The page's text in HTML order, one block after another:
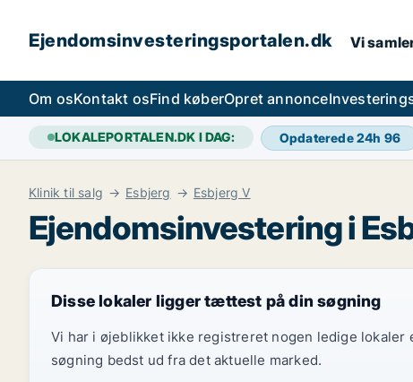
Ejendomsinvesteringsportalen.dk Vi
Om osKontakt osFind køberOpret annonce
LOKALEPORTALEN.DK I DAG: Opdaterede 24h 96
Klinik til salg Esbjerg Esbjerg V
Ejendomsinvestering i
Disse lokaler ligger tættest på din søgning
Vi har i øjeblikket ikke registreret nogen ledige
søgning bedst ud fra det aktuelle marked.